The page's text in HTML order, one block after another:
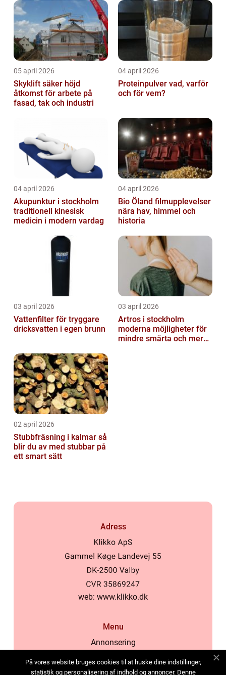
05 april 2026
Skyklift säker höjd
åtkomst för arbete på
fasad, tak och industri
04 april 2026
Proteinpulver vad, varför
och för vem?
04 april 2026
Akupunktur i stockholm
traditionell kinesisk
medicin i modern vardag
04 april 2026
Bio Öland filmupplevelser
nära hav, himmel och
historia
03 april 2026
Vattenfilter för tryggare
dricksvatten i egen brunn
03 april 2026
Artros i stockholm
moderna möjligheter för
mindre smärta och mer
02 april 2026
Stubbfräsning i kalmar så
blir du av med stubbar på
ett smart sätt
Adress
web: www.klikko.dk
Menu
Annonsering
Cookies
På vores website bruges cookies til at huske dine indstillinger,
statistik og personalisering af indhold og annoncer. Denne